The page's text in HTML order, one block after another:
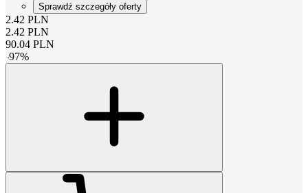
Sprawdź szczegóły oferty
2.42 PLN
2.42 PLN
90.04 PLN
-97%